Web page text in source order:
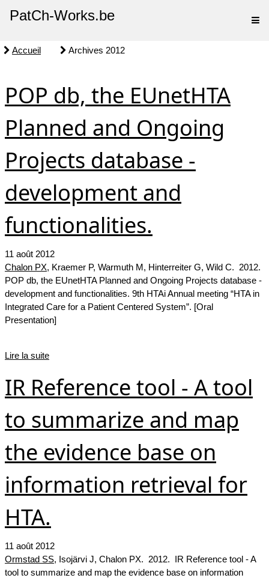
PatCh-Works.be
Accueil Archives 2012
POP db, the EUnetHTA
Planned and Ongoing
Projects database -
development and
functionalities.
11 août 2012
Chalon PX, Kraemer P, Warmuth M, Hinterreiter G, Wild C. 2012.
POP db, the EUnetHTA Planned and Ongoing Projects database -
development and functionalities. 9th HTAi Annual meeting “HTA in
Integrated Care for a Patient Centered System”. [Oral
Presentation]
Lire la suite
IR Reference tool - A tool
to summarize and map
the evidence base on
information retrieval for
HTA.
11 août 2012
Ormstad SS, Isojärvi J, Chalon PX. 2012. IR Reference tool - A
tool to summarize and map the evidence base on information